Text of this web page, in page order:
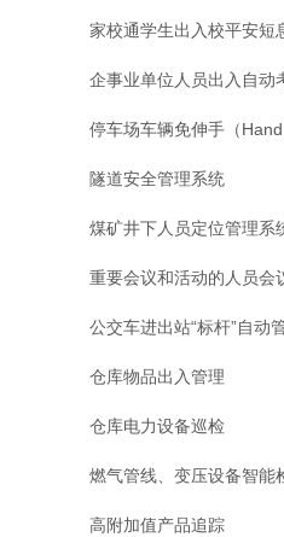
家校通学生出入校平安短
企事业单位人员出入自动
停车场车辆免伸手（
隧道安全管理系统
煤矿井下人员定位管理系
重要会议和活动的人员会
公交车进出站“标杆”自动
仓库物品出入管理
仓库电力设备巡检
燃气管线、变压设备智能
高附加值产品追踪